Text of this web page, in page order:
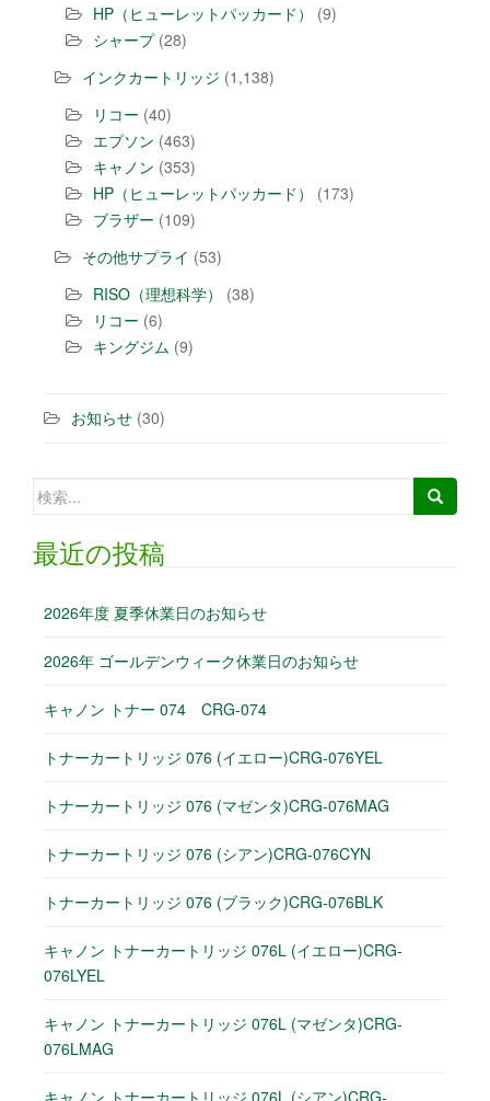
HP（ヒューレットパッカード）
(9)
シャープ(28)
インクカートリッジ (1,138)
リコー (40)
エプソン (463)
キャノン (353)
HP（ヒューレットパッカード）
(173)
ブラザー (109)
その他サプライ (53)
RISO（理想科学）
(38)
リコー (6)
キングジム (9)
お知らせ (30)
最近の投稿
2026年度 夏季休業日のお知らせ
2026年 ゴールデンウィーク休業日のお知らせ
キャノン トナー 074 CRG-074
トナーカートリッジ 076 (イエロー)CRG-076YEL
トナーカートリッジ 076 (マゼンタ)CRG-076MAG
トナーカートリッジ 076 (シアン)CRG-076CYN
トナーカートリッジ 076 (ブラック)CRG-076BLK
キャノン トナーカートリッジ 076L (イエロー)CRG-
076LYEL
キャノン トナーカートリッジ 076L (マゼンタ)CRG-
076LMAG